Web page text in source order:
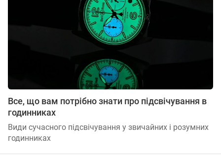
Все, що вам потрібно знати про підсвічування в
годинниках
Види сучасного підсвічування у звичайних і розумних
годинниках